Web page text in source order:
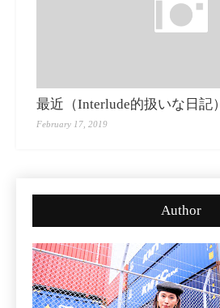
最近（Interlude的扱いな日記）
February 17, 2019
Author